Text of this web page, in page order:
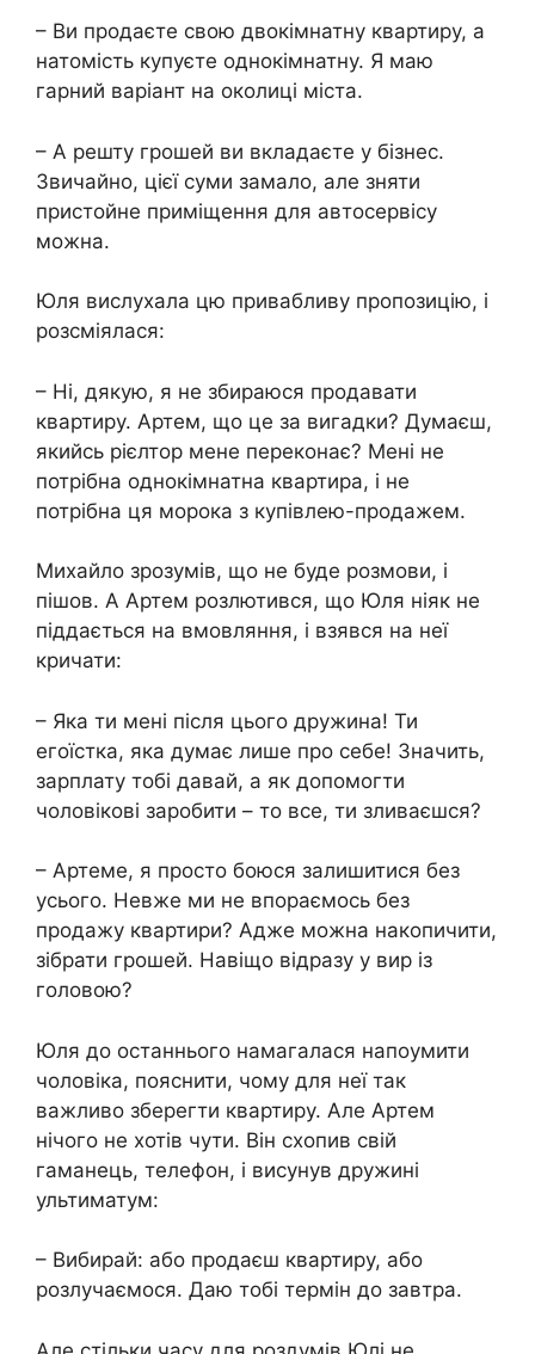
– Ви продаєте свою двокімнатну квартиру, а
натомість купуєте однокімнатну. Я маю
гарний варіант на околиці міста.
– А решту грошей ви вкладаєте у бізнес.
Звичайно, цієї суми замало, але зняти
пристойне приміщення для автосервісу
можна.
Юля вислухала цю привабливу пропозицію, і
розсміялася:
– Ні, дякую, я не збираюся продавати
квартиру. Артем, що це за вигадки? Думаєш,
якийсь рієлтор мене переконає? Мені не
потрібна однокімнатна квартира, і не
потрібна ця морока з купівлею-продажем.
Михайло зрозумів, що не буде розмови, і
пішов. А Артем розлютився, що Юля ніяк не
піддається на вмовляння, і взявся на неї
кричати:
– Яка ти мені після цього дружина! Ти
егоїстка, яка думає лише про себе! Значить,
зарплату тобі давай, а як допомогти
чоловікові заробити – то все, ти зливаєшся?
– Артеме, я просто боюся залишитися без
усього. Невже ми не впораємось без
продажу квартири? Адже можна накопичити,
зібрати грошей. Навіщо відразу у вир із
головою?
Юля до останнього намагалася напоумити
чоловіка, пояснити, чому для неї так
важливо зберегти квартиру. Але Артем
нічого не хотів чути. Він схопив свій
гаманець, телефон, і висунув дружині
ультиматум:
– Вибирай: або продаєш квартиру, або
розлучаємося. Даю тобі термін до завтра.